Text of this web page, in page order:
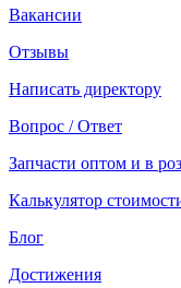
Вакансии
Отзывы
Написать директору
Вопрос / Ответ
Запчасти оптом и в
Калькулятор
Блог
Достижения